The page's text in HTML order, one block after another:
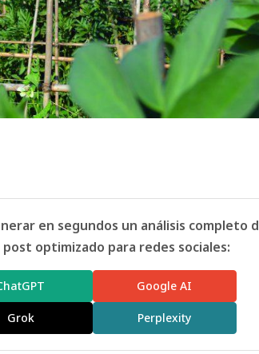
en segundos un análisis completo
optimizado para redes sociales:
Google AI
Grok Perplexity